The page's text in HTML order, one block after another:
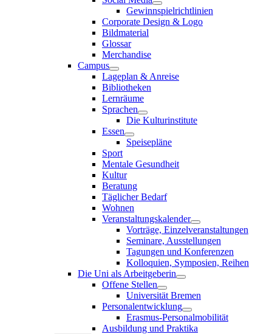
Gewinnspielrichtlinien
Corporate Design & Logo
Bildmaterial
Glossar
Merchandise
Campus
Lageplan & Anreise
Bibliotheken
Lernräume
Sprachen
Die Kulturinstitute
Essen
Speisepläne
Sport
Mentale Gesundheit
Kultur
Beratung
Täglicher Bedarf
Wohnen
Veranstaltungskalender
Vorträge, Einzelveranstaltungen
Seminare, Ausstellungen
Tagungen und Konferenzen
Kolloquien, Symposien, Reihen
Die Uni als Arbeitgeberin
Offene Stellen
Universität Bremen
Personalentwicklung
Erasmus-Personalmobilität
Ausbildung und Praktika